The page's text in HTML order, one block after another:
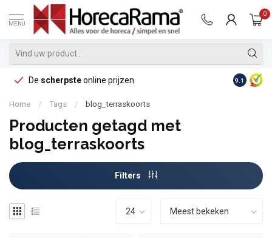
MENU
0
De scherpsteonline prijzen Op
9.1
Home / Tags / blog_terraskoorts
Producten getagd met
blog_terraskoorts
Filters